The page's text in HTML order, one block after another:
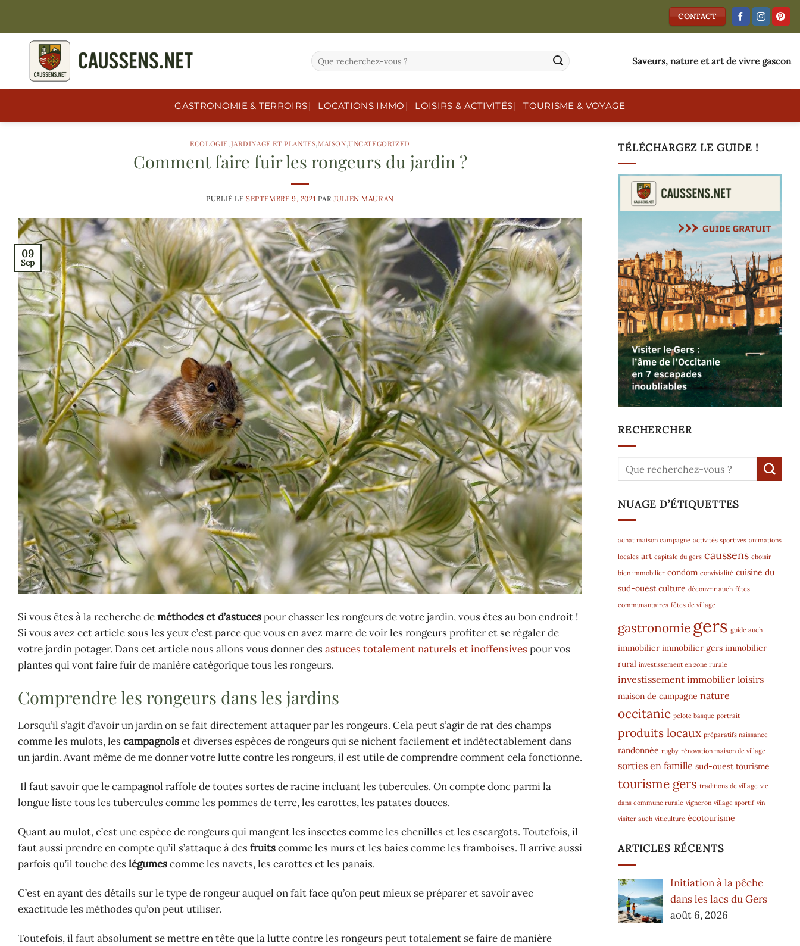
contenu
CONTACT
Saveurs, nature et art de vivre gascon
GASTRONOMIE & TERROIRS LOCATIONS IMMO LOISIRS & ACTIVITÉS TOURISME & VOYAGE
ECOLOGIE,JARDINAGE ET PLANTES,MAISON,UNCATEGORIZED
Comment faire fuir les rongeurs du jardin ?
PUBLIÉ LESEPTEMBRE 9, 2021 PARJULIEN MAURAN
09
Sep
Si vous êtes à la recherche deméthodes et d’astucespour chasser les rongeurs de votre jardin, vous êtes au bon endroit !
Si vous avez cet article sous les yeux c’est parce que vous en avez marre de voir les rongeurs profiter et se régaler de
votre jardin potager. Dans cet article nous allons vous donner des astuces totalement naturels et inoffensives pour vos
plantes qui vont faire fuir de manière catégorique tous les rongeurs.
Comprendre les rongeurs dans les jardins
Lorsqu’il s’agit d’avoir un jardin on se fait directement attaquer par les rongeurs. Cela peut s’agir de rat des champs
comme les mulots, les campagnolset diverses espèces de rongeurs qui se nichent facilement et indétectablement dans
un jardin. Avant même de me donner votre lutte contre les rongeurs, il est utile de comprendre comment cela fonctionne.
Il faut savoir que le campagnol raffole de toutes sortes de racine incluant les tubercules. On compte donc parmi la
longue liste tous les tubercules comme les pommes de terre, les carottes, les patates douces.
Quant au mulot, c’est une espèce de rongeurs qui mangent les insectes comme les chenilles et les escargots. Toutefois, il
faut aussi prendre en compte qu’il s’attaque à des fruitscomme les murs et les baies comme les framboises. Il arrive aussi
parfois qu’il touche des légumescomme les navets, les carottes et les panais.
C’est en ayant des détails sur le type de rongeur auquel on fait face qu’on peut mieux se préparer et savoir avec
exactitude les méthodes qu’on peut utiliser.
Toutefois, il faut absolument se mettre en tête que la lutte contre les rongeurs peut totalement se faire de manière
TÉLÉCHARGEZ LE GUIDE !
RECHERCHER
NUAGE D’ÉTIQUETTES
achat maison campagne activités sportives animations
locales art capitale du gers caussens choisir
bien immobilier condom convivialité cuisine du
sud-ouest culture découvrir auch fêtes
communautaires fêtes de village
gastronomiegers guide auch
immobilier immobilier gers immobilier
rural investissement en zone rurale
investissement immobilier loisirs
maison de campagne nature
occitanie pelote basque portrait
produits locaux préparatifs naissance
randonnée rugby rénovation maison de village
sorties en famille sud-ouest tourisme
tourisme gers traditions de village vie
dans commune rurale vigneron village sportif vin
visiter auch viticulture écotourisme
ARTICLES RÉCENTS
Initiation à la pêche
dans les lacs du Gers
août 6, 2026